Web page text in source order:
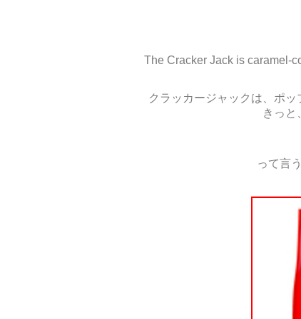
The Cracker Jack is caramel-
クラッカージャックは、ポ
きっと
って言